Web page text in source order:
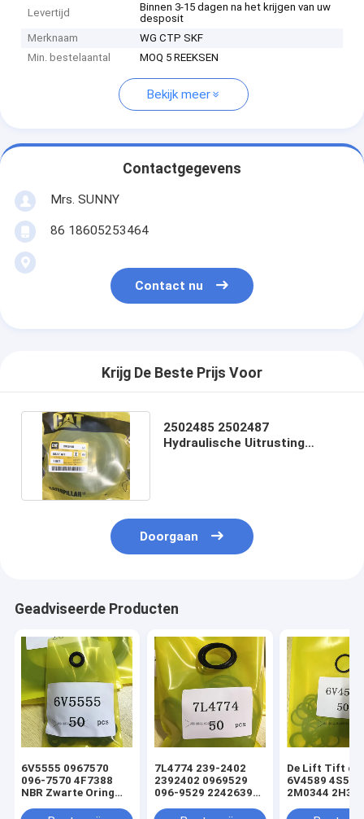
Levertijd
Binnen 3-15 dagen na het krijgen van uw
desposit
Merknaam
WG CTP SKF
Min. bestelaantal
MOQ 5 REEKSEN
Bekijk meer
Contactgegevens
Mrs. SUNNY
86 18605253464
Contact nu
Krijg De Beste Prijs Voor
2502485 2502487
Hydraulische Uitrusting
Doorgaan
Geadviseerde Producten
6V5555 0967570
096-7570 4F7388
NBR Zwarte Oring
7L4774 239-2402
2392402 0969529
096-9529 2242639
De Lift Tift die
6V4589
2M0344